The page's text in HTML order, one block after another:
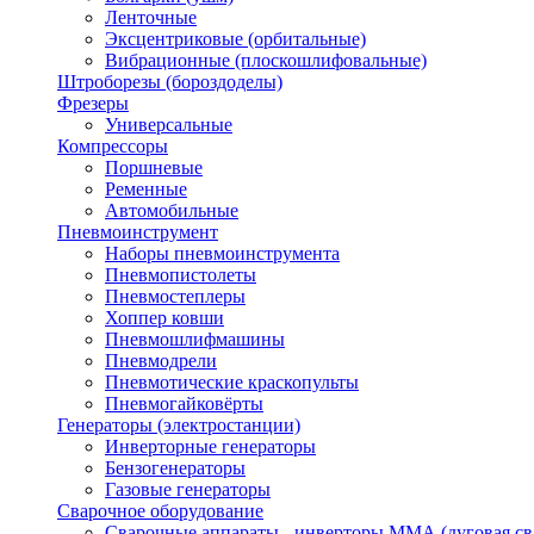
Ленточные
Эксцентриковые (орбитальные)
Вибрационные (плоскошлифовальные)
Штроборезы (бороздоделы)
Фрезеры
Универсальные
Компрессоры
Поршневые
Ременные
Автомобильные
Пневмоинструмент
Наборы пневмоинструмента
Пневмопистолеты
Пневмостеплеры
Хоппер ковши
Пневмошлифмашины
Пневмодрели
Пневмотические краскопульты
Пневмогайковёрты
Генераторы (электростанции)
Инверторные генераторы
Бензогенераторы
Газовые генераторы
Сварочное оборудование